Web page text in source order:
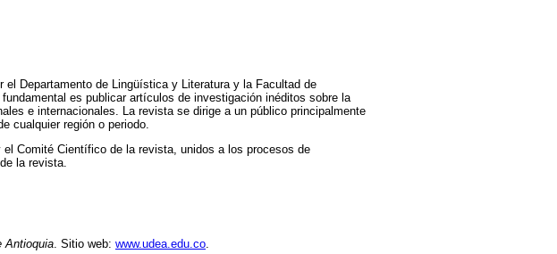
Departamento de Lingüística y Literatura y la Facultad de
es publicar artículos de investigación inéditos sobre la
e internacionales. La revista se dirige a un público principalmente
cualquier región o periodo.
Comité Científico de la revista, unidos a los procesos de
la revista.
Antioquia . Sitio web: www.udea.edu.co